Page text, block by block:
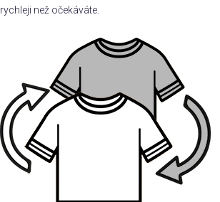
rychleji než očekáváte.